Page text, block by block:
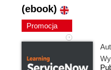
(ebook)
Promocja